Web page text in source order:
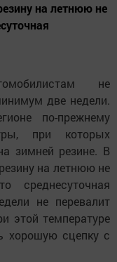
на летнюю не
не
две недели.
по-прежнему
при которых
зимней резине. В
на летнюю не
не перевалит
этой температуре
хорошую сцепку с